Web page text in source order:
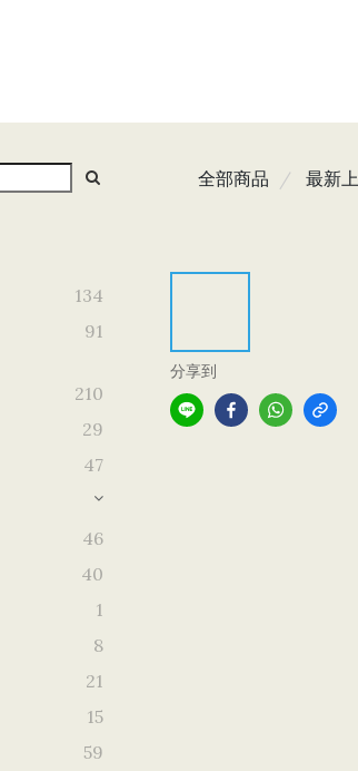
134
91
210
29
47
46
40
1
8
21
15
59
全部商品 最新
分享到